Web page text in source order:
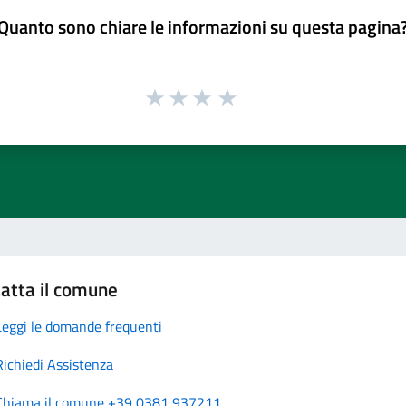
sono chiare le informazioni su questa
il comune
le domande frequenti
Assistenza